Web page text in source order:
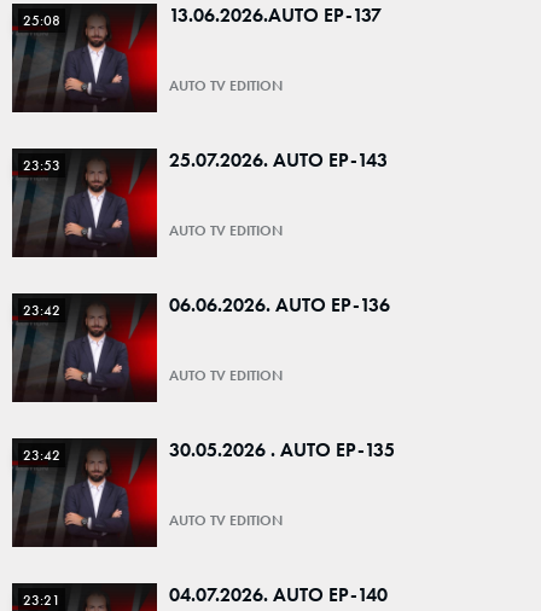
25:08 13.06.2026.AUTO EP-137
AUTO TV EDITION
23:53 25.07.2026. AUTO EP-143
AUTO TV EDITION
23:42 06.06.2026. AUTO EP-136
AUTO TV EDITION
23:42 30.05.2026 . AUTO EP-135
AUTO TV EDITION
23:21 04.07.2026. AUTO EP-140